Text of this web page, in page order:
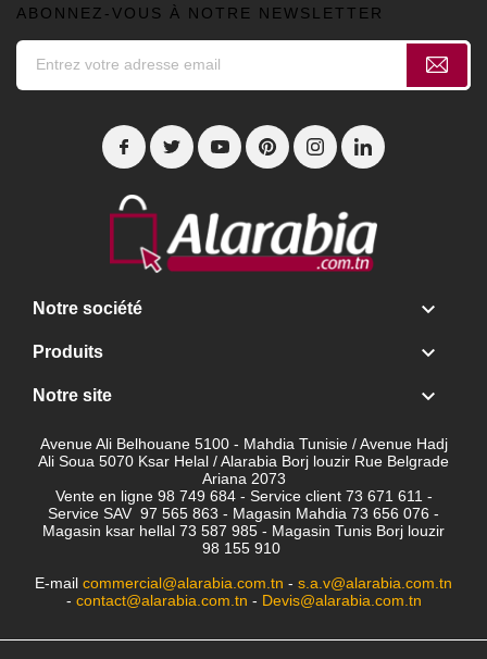
ABONNEZ-VOUS À NOTRE NEWSLETTER
Notre société 
Produits 
Notre site 
Avenue Ali Belhouane 5100 - Mahdia Tunisie / Avenue Hadj
Ali Soua 5070 Ksar Helal / Alarabia Borj louzir Rue Belgrade
Ariana 2073
Vente en ligne 98 749 684 - Service client 73 671 611 -
Service SAV 97 565 863 - Magasin Mahdia 73 656 076 -
Magasin ksar hellal 73 587 985 - Magasin Tunis Borj louzir
98 155 910
E-mail commercial@alarabia.com.tn - s.a.v@alarabia.com.tn
- contact@alarabia.com.tn - Devis@alarabia.com.tn